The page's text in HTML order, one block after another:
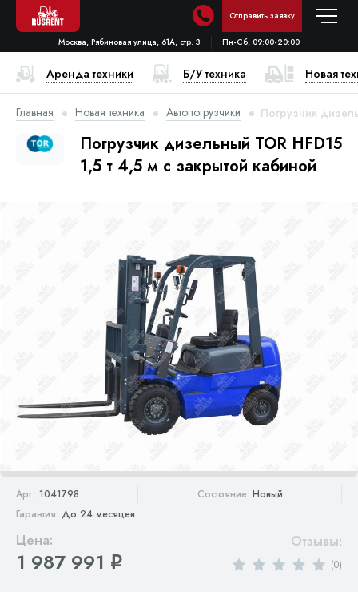
Отправить заявку
Москва, Рябиновая улица, 61А, стр. 3 Пн-Сб, 09:00-20:00
Аренда техники Б/У техника Новая
Главная Новая техника Автопогрузчики Погрузчик
Погрузчик дизельный TOR HFD15
1,5 т 4,5 м с закрытой кабиной
Арт.: 1041798 Состояние: Новый
Гарантия: До 24 месяцев
Цена:
1 987 991 q
Отзывы:
(0)